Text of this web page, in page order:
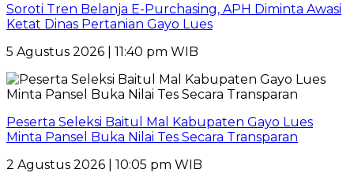
Soroti Tren Belanja E-Purchasing, APH Diminta Awasi
Ketat Dinas Pertanian Gayo Lues
5 Agustus 2026 | 11:40 pm WIB
Peserta Seleksi Baitul Mal Kabupaten Gayo Lues
Minta Pansel Buka Nilai Tes Secara Transparan
2 Agustus 2026 | 10:05 pm WIB